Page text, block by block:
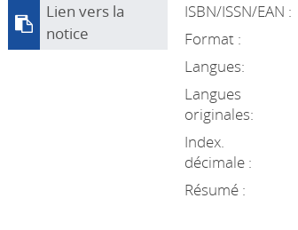
Lien vers la
notice
ISBN/ISSN/EAN :
Format :
Langues:
Langues
originales:
Index.
décimale :
Résumé :